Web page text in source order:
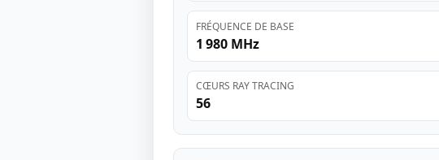
FRÉQUENCE DE BASE
1 980 MHz
CŒURS RAY TRACING
56